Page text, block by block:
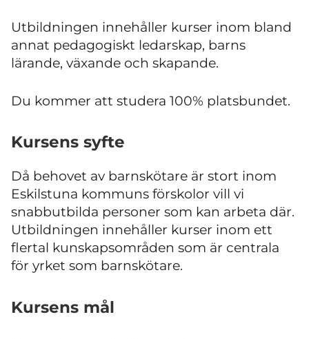
Utbildningen innehåller kurser inom bland
annat pedagogiskt ledarskap, barns
lärande, växande och skapande.
Du kommer att studera 100% platsbundet.
Kursens syfte
Då behovet av barnskötare är stort inom
Eskilstuna kommuns förskolor vill vi
snabbutbilda personer som kan arbeta där.
Utbildningen innehåller kurser inom ett
flertal kunskapsområden som är centrala
för yrket som barnskötare.
Kursens mål